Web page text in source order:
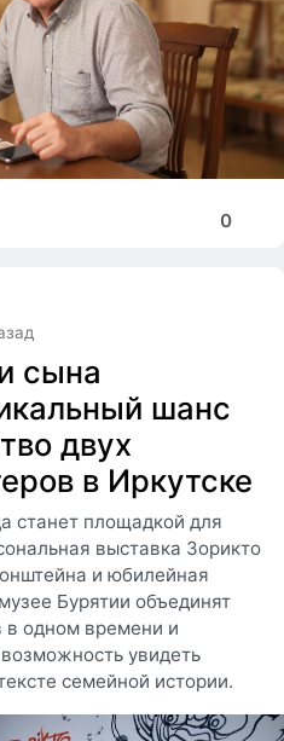
0
сына
шанс
двух
в Иркутске
станет площадкой для
выставка Зорикто
и юбилейная
Бурятии объединят
в одном времени и
увидеть
семейной истории.